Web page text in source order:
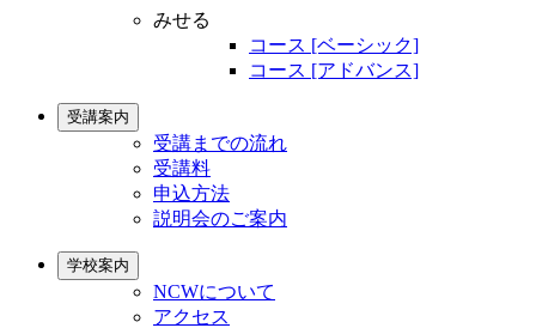
みせる
コース [ベーシック]
コース [アドバンス]
受講案内
受講までの流れ
受講料
申込方法
説明会のご案内
学校案内
NCWについて
アクセス